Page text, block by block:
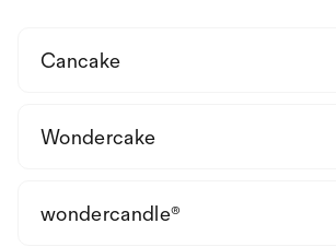
Cancake
Wondercake
wonder­candle®